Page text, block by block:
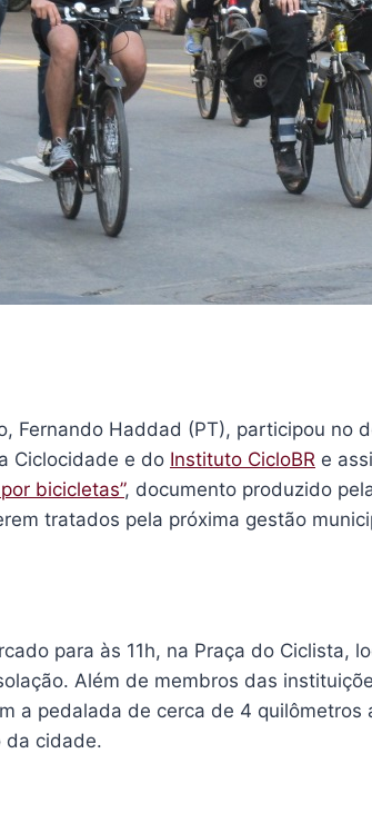
Fernando Haddad (PT), participou no
Ciclocidade e do Instituto CicloBR e
bicicletas”, documento produzido
tratados pela próxima gestão
para às 11h, na Praça do Ciclista,
Além de membros das
a pedalada de cerca de 4 quilômetros
da cidade.